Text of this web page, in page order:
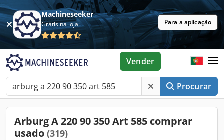
Machineseeker
Grátis na loja Para a aplicação
Procurar
Vender
Arburg A 220 90 350 Art 585 comprar
usado (319)